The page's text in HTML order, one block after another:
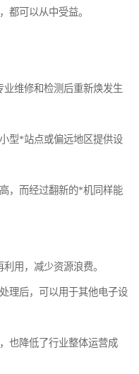
都可以从中受益。
业维修和检测后重新焕发生
型*站点或偏远地区提供设
，而经过翻新的*机同样能
用，减少资源浪费。
理后，可以用于其他电子设
也降低了行业整体运营成